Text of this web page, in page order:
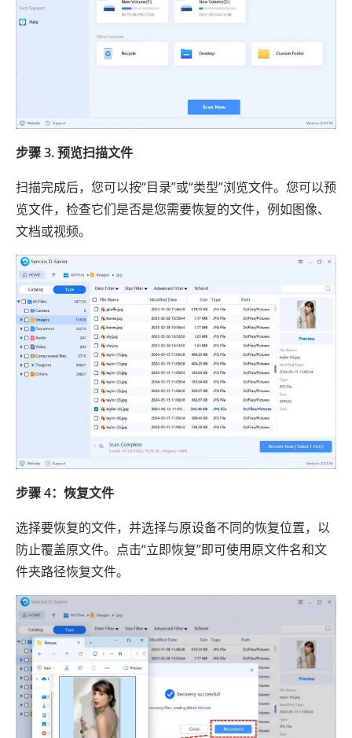
步骤 3. 预览扫描文件
扫描完成后，您可以按“目录”或“类型”浏览文件。您可以预
览文件，检查它们是否是您需要恢复的文件，例如图像、
文档或视频。
步骤 4：恢复文件
选择要恢复的文件，并选择与原设备不同的恢复位置，以
防止覆盖原文件。点击“立即恢复”即可使用原文件名和文
件夹路径恢复文件。